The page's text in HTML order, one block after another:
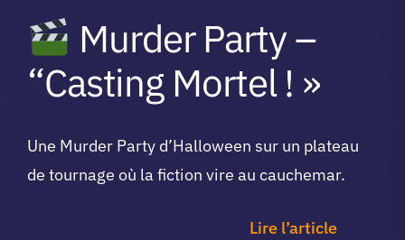
Murder Party –
“Casting Mortel ! »
Une Murder Party d’Halloween sur un plateau
de tournage où la fiction vire au cauchemar.
Lire l’article